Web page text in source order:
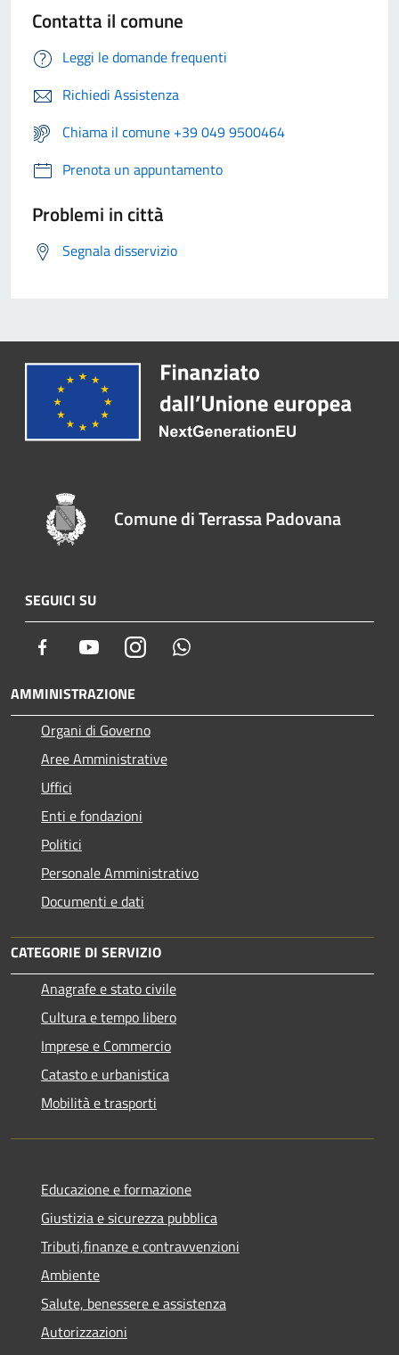
Contatta il comune
Leggi le domande frequenti
Richiedi Assistenza
Chiama il comune +39 049 9500464
Prenota un appuntamento
Problemi in città
Segnala disservizio
Comune di Terrassa Padovana
SEGUICI SU
Facebook YoutubeInstagram
AMMINISTRAZIONE
Organi di Governo
Aree Amministrative
Uffici
Enti e fondazioni
Politici
Personale Amministrativo
Documenti e dati
CATEGORIE DI SERVIZIO
Anagrafe e stato civile
Cultura e tempo libero
Imprese e Commercio
Catasto e urbanistica
Mobilità e trasporti
Educazione e formazione
Giustizia e sicurezza pubblica
Tributi,finanze e contravvenzioni
Ambiente
Salute, benessere e assistenza
Autorizzazioni